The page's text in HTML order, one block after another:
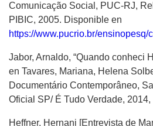
Comunicação Social, PUC-RJ,
PIBIC, 2005. Disponible en
https://www.pucrio.br/ensinopesq/ccpg/pibic/relatorio_resumo2008/
Jabor, Arnaldo, “Quando conheci
en Tavares, Mariana, Helena
Documentário Contemporâneo,
Oficial SP/ É Tudo Verdade, 2014,
Heffner, Hernani [Entrevista de